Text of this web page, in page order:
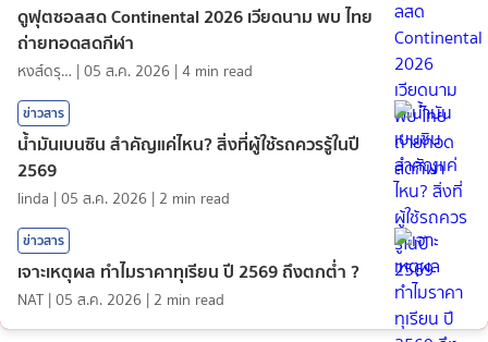
ดูฟุตซอลสด Continental 2026 เวียดนาม พบ ไทย
ถ่ายทอดสดกีฬา
หงส์ดรุณ |05 ส.ค. 2026 |4 min read
ข่าวสาร
น้ำมันเบนซิน สำคัญแค่ไหน? สิ่งที่ผู้ใช้รถควรรู้ในปี
2569
linda |05 ส.ค. 2026 | 2 min read
ข่าวสาร
เจาะเหตุผล ทำไมราคาทุเรียน ปี 2569 ถึงตกต่ำ ?
NAT |05 ส.ค. 2026 | 2 min read